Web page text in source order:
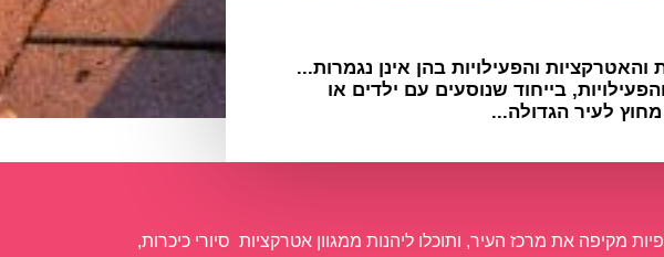
והפעילויות בהן אינן נגמרות...
האטרקציות והפעילויות, בייחוד שנוסעים עם ילדים או
לעיר הגדולה...
מקיפה את מרכז העיר, ותוכלו ליהנות ממגוון אטרקציות סיורי כיכרות,